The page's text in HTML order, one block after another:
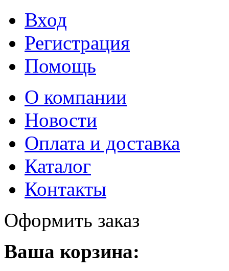
Вход
Регистрация
Помощь
О компании
Новости
Оплата и доставка
Каталог
Контакты
Оформить заказ
Ваша корзина: